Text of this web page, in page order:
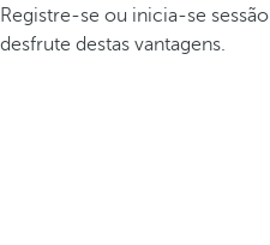
Registre-se ou inicia-se
desfrute destas vantagens.